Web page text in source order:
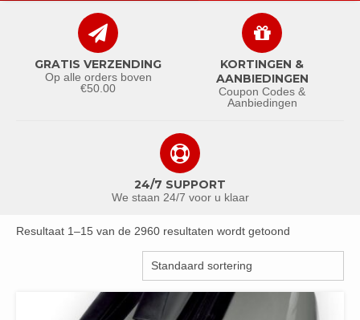
GRATIS VERZENDING
Op alle orders boven
€50.00
KORTINGEN &
AANBIEDINGEN
Coupon Codes &
Aanbiedingen
24/7 SUPPORT
We staan 24/7 voor u klaar
Resultaat 1–15 van de 2960 resultaten wordt getoond